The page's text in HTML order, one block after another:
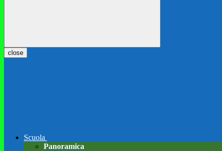
close
Scuola
Panoramica